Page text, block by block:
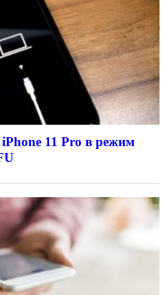
11 Pro в режим